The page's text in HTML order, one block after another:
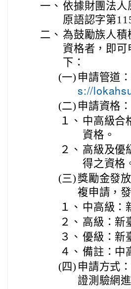
一、 依據財團法人
原語認字第
二、 為鼓勵族人積
資格者，即
下：
(一) 申請管道
s://
(二) 申請資格：
１、 中高級合
資格。
２、 高級及優
得之資格
(三) 獎勵金發
複申請，
１、 中高級：
２、 高級：新
３、 優級：新
４、 備註：中
(四) 申請方式
證測驗網